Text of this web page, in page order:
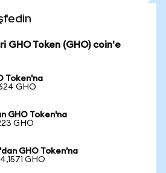
GHO Token (GHO) coin'e
Token'na
GHO
GHO Token'na
GHO
GHO Token'na
GHO